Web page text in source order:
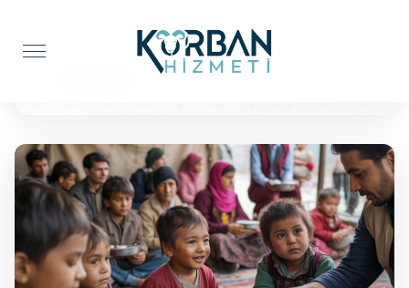
Yemek İkramı